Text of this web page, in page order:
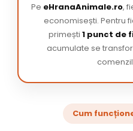
Pe eHranaAnimale.ro,
economisești. Pentru
primești 1 punct de
acumulate se
Cum